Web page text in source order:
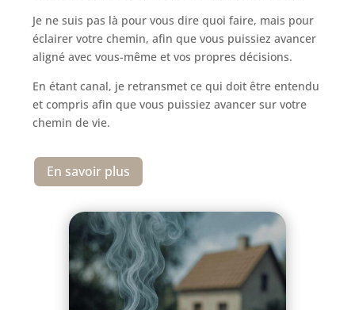
Je ne suis pas là pour vous dire quoi faire, mais pour
éclairer votre chemin, afin que vous puissiez avancer
aligné avec vous-même et vos propres décisions.
En étant canal, je retransmet ce qui doit être entendu
et compris afin que vous puissiez avancer sur votre
chemin de vie.
En savoir plus